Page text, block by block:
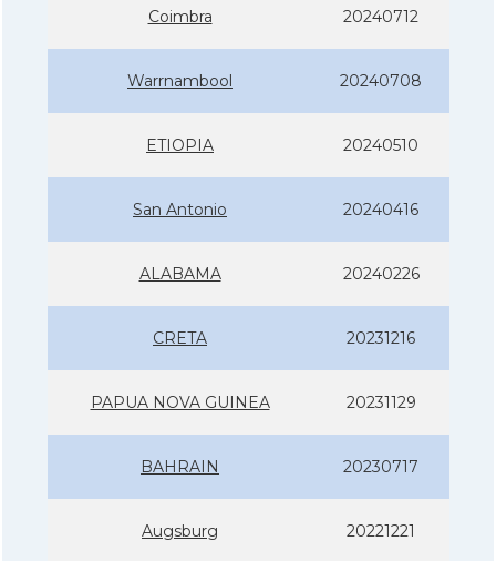
Coimbra 20240712
Warrnambool 20240708
ETIOPIA 20240510
San Antonio 20240416
ALABAMA 20240226
CRETA 20231216
PAPUA NOVA GUINEA 20231129
BAHRAIN 20230717
Augsburg 20221221